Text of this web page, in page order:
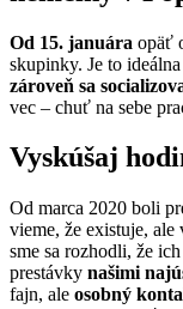
Od 15. januára opäť
skupinky. Je to
zároveň sa
vec – chuť na sebe
Vyskúšaj
Od marca 2020 boli
vieme, že existuje,
sme sa rozhodli, že
prestávky našimi
fajn, ale osobný